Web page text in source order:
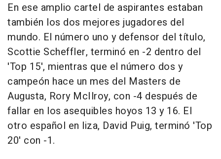
En ese amplio cartel de aspirantes estaban
también los dos mejores jugadores del
mundo. El número uno y defensor del título,
Scottie Scheffler, terminó en -2 dentro del
'Top 15', mientras que el número dos y
campeón hace un mes del Masters de
Augusta, Rory McIlroy, con -4 después de
fallar en los asequibles hoyos 13 y 16. El
otro español en liza, David Puig, terminó 'Top
20' con -1.